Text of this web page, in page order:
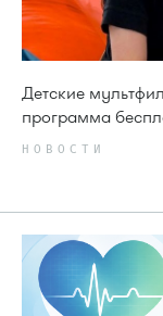
Детские
программа
НОВОСТИ